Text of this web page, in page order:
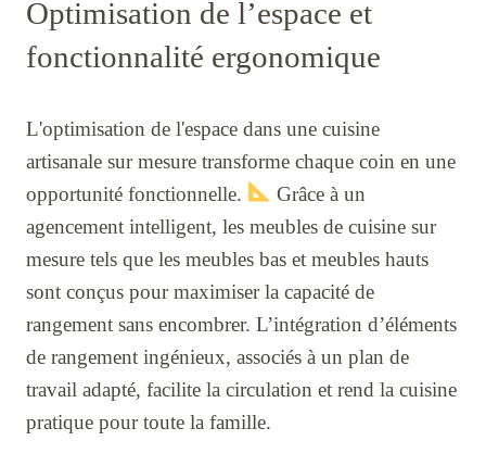
Optimisation de l’espace et
fonctionnalité ergonomique
L'optimisation de l'espace dans une cuisine
artisanale sur mesure transforme chaque coin en une
opportunité fonctionnelle.
Grâce à un
agencement intelligent, les meubles de cuisine sur
mesure tels que les meubles bas et meubles hauts
sont conçus pour maximiser la capacité de
rangement sans encombrer. L’intégration d’éléments
de rangement ingénieux, associés à un plan de
travail adapté, facilite la circulation et rend la cuisine
pratique pour toute la famille.